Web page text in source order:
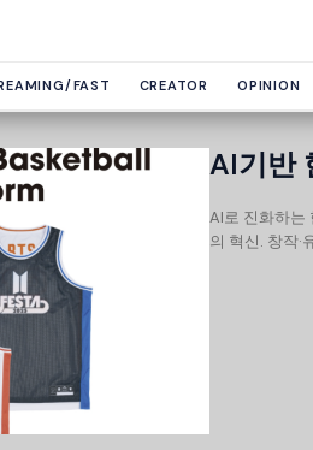
FAST CREATOR OPINION
AI기반
AI로 진화하는
의 혁신. 창작·